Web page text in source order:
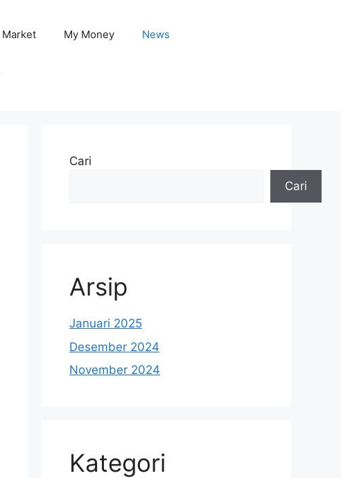
Market My Money News
Cari
Cari
Arsip
Januari 2025
Desember 2024
November 2024
Kategori